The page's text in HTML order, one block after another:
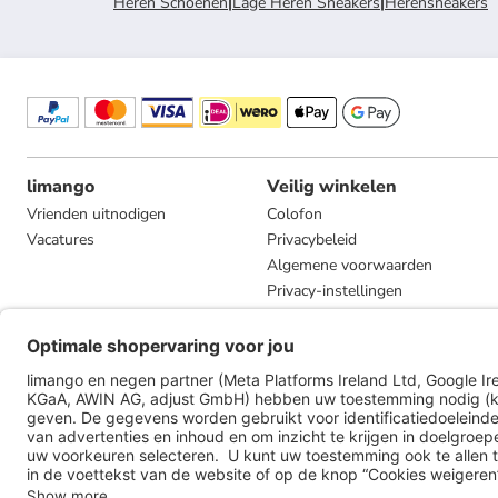
limango
Vrienden uitnodigen
Vacatures
Veilig winkelen
Colofon
Privacybeleid
Algemene voorwaarden
Privacy-instellingen
Compliance